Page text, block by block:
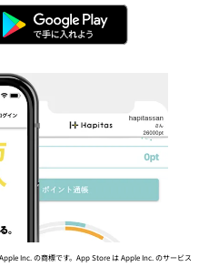
Inc. の商標です。App Store は Apple Inc. のサービス